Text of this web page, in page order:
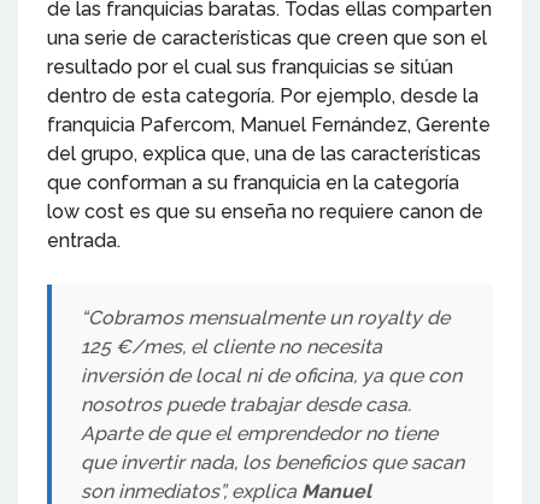
de las franquicias baratas. Todas ellas comparten
una serie de características que creen que son el
resultado por el cual sus franquicias se sitúan
dentro de esta categoría. Por ejemplo, desde la
franquicia Pafercom, Manuel Fernández, Gerente
del grupo, explica que, una de las características
que conforman a su franquicia en la categoría
low cost es que su enseña no requiere canon de
entrada.
“Cobramos mensualmente un royalty de
125 €/mes, el cliente no necesita
inversión de local ni de oficina, ya que con
nosotros puede trabajar desde casa.
Aparte de que el emprendedor no tiene
que invertir nada, los beneficios que sacan
son inmediatos”, explica Manuel